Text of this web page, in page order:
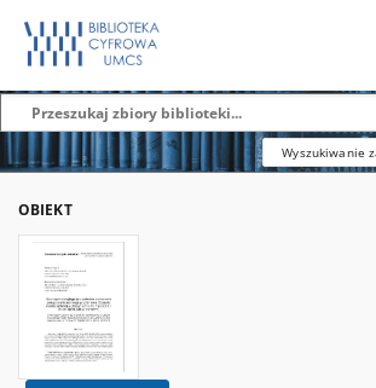
Wyszukiwanie
OBIEKT